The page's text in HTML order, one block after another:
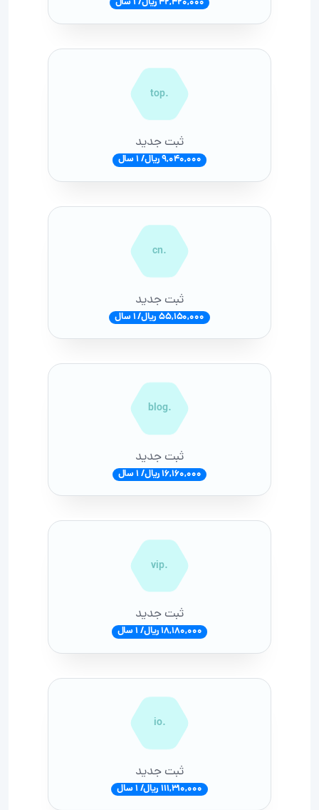
.top
ثبت جدید
9,040,000 ریال/ 1 سال
.cn
ثبت جدید
55,150,000 ریال/ 1 سال
.blog
ثبت جدید
16,160,000 ریال/ 1 سال
.vip
ثبت جدید
18,180,000 ریال/ 1 سال
.io
ثبت جدید
111,310,000 ریال/ 1 سال